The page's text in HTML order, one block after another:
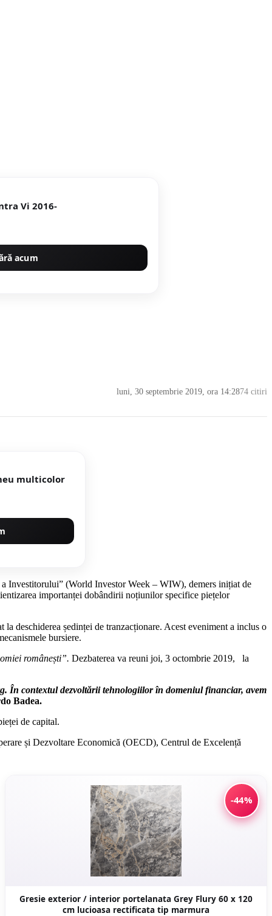
Vi 2016-
acum
luni, 30 septembrie 2019, ora 14:2874 citiri
multicolor
Investitorului” (World Investor Week – WIW), demers inițiat de
importanței dobândirii noțiunilor specifice piețelor
deschiderea ședinței de tranzacționare. Acest eveniment a inclus o
bursiere.
românești”. Dezbaterea va reuni joi, 3 octombrie 2019, la
În contextul dezvoltării tehnologiilor în domeniul financiar, avem
Badea.
de capital.
și Dezvoltare Economică (OECD), Centrul de Excelență
-44%
Gresie exterior / interior portelanata Grey Flury 60 x 120
cm lucioasa rectificata tip marmura